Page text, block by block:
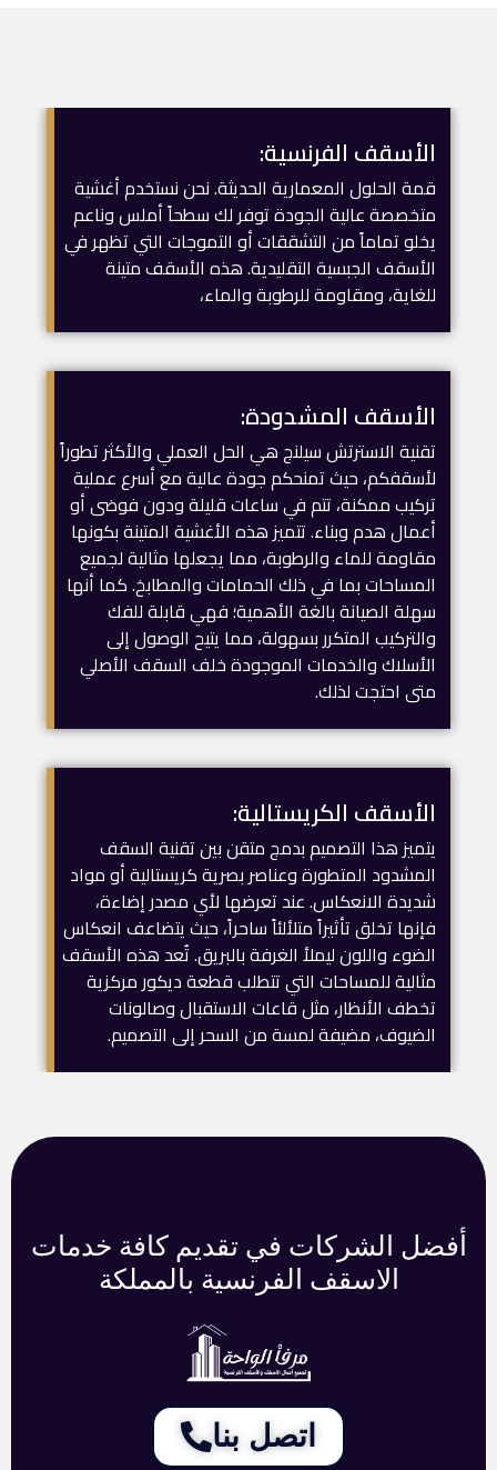
الأسقف الفرنسية:
قمة الحلول المعمارية الحديثة. نحن نستخدم أغشية
متخصصة عالية الجودة توفر لك سطحاً أملس وناعم
يخلو تماماً من التشققات أو التموجات التي تظهر في
الأسقف الجبسية التقليدية. هذه الأسقف متينة
للغاية، ومقاومة للرطوبة والماء،
الأسقف المشدودة:
تقنية الاسترتش سيلنج هي الحل العملي والأكثر تطوراً
لأسقفكم، حيث تمنحكم جودة عالية مع أسرع عملية
تركيب ممكنة، تتم في ساعات قليلة ودون فوضى أو
أعمال هدم وبناء. تتميز هذه الأغشية المتينة بكونها
مقاومة للماء والرطوبة، مما يجعلها مثالية لجميع
المساحات بما في ذلك الحمامات والمطابخ. كما أنها
سهلة الصيانة بالغة الأهمية؛ فهي قابلة للفك
والتركيب المتكرر بسهولة، مما يتيح الوصول إلى
الأسلاك والخدمات الموجودة خلف السقف الأصلي
متى احتجت لذلك.
الأسقف الكريستالية:
يتميز هذا التصميم بدمج متقن بين تقنية السقف
المشدود المتطورة وعناصر بصرية كريستالية أو مواد
شديدة الانعكاس. عند تعرضها لأي مصدر إضاءة،
فإنها تخلق تأثيراً متلألئاً ساحراً، حيث يتضاعف انعكاس
الضوء واللون ليملأ الغرفة بالبريق. تُعد هذه الأسقف
مثالية للمساحات التي تتطلب قطعة ديكور مركزية
تخطف الأنظار، مثل قاعات الاستقبال وصالونات
الضيوف، مضيفة لمسة من السحر إلى التصميم.
أفضل الشركات في تقديم كافة خدمات
الاسقف الفرنسية بالمملكة
اتصل بنا